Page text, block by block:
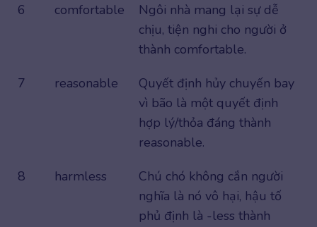
6
comfortable
Ngôi nhà mang lại sự dễ
chịu, tiện nghi cho người ở
thành comfortable.
7
reasonable
Quyết định hủy chuyến bay
vì bão là một quyết định
hợp lý/thỏa đáng thành
reasonable.
8
harmless
Chú chó không cắn người
nghĩa là nó vô hại, hậu tố
phủ định là -less thành